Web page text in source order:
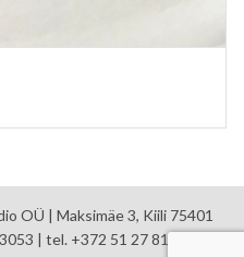
OÜ | Maksimäe 3, Kiili 75401
| tel. +372 51 27 810